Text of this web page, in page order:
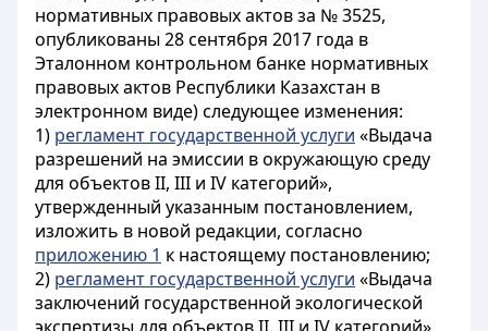
нормативных правовых актов за № 3525,
опубликованы 28 сентября 2017 года в
Эталонном контрольном банке нормативных
правовых актов Республики Казахстан в
электронном виде) следующее изменения:
1) регламент государственной услуги «Выдача
разрешений на эмиссии в окружающую среду
для объектов II, III и IV категорий»,
утвержденный указанным постановлением,
изложить в новой редакции, согласно
приложению 1 к настоящему постановлению;
2) регламент государственной услуги «Выдача
заключений государственной экологической